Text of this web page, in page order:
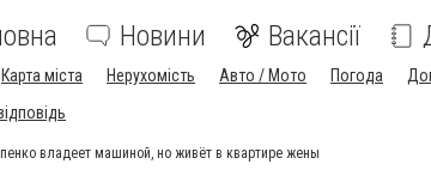
Новини Вакансії
Карта міста Нерухомість Авто / Мото Погода
владеет машиной, но живёт в квартире жены